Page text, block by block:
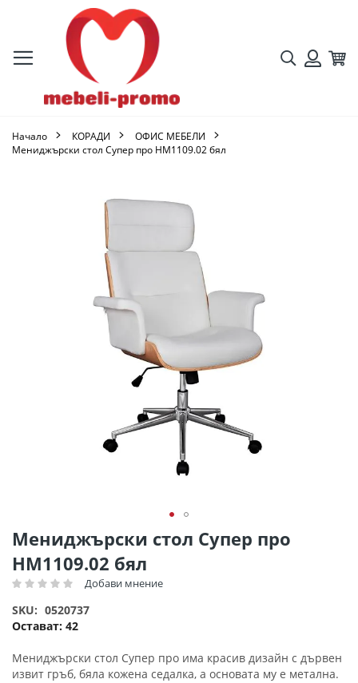
Търсене
Начало КОРАДИ
ОФИС МЕБЕЛИ
Мениджърски стол Супер про HM1109.02 бял
Мениджърски стол Супер про
HM1109.02 бял
Рейтинг: Добави мнение
Остават: 42
SKU 0520737
Мениджърски стол Супер про има красив дизайн с дървен
извит гръб, бяла кожена седалка, а основата му е метална.
Преминете
към
началото
на
със
снимки